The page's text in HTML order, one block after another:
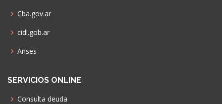
Cba.gov.ar
cidi.gob.ar
Anses
SERVICIOS ONLINE
Consulta deuda